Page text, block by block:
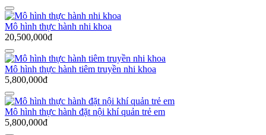
Mô hình thực hành nhi khoa
20,500,000đ
Mô hình thực hành tiêm truyền nhi khoa
5,800,000đ
Mô hình thực hành đặt nội khí quản trẻ em
5,800,000đ